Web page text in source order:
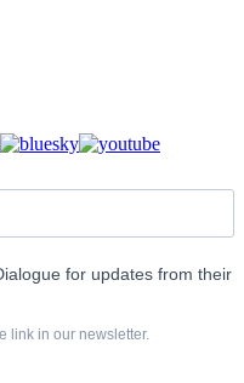
for updates from their
link in our newsletter.